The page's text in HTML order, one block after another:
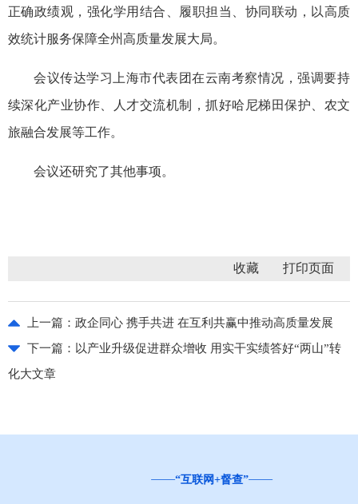
正确政绩观，强化学用结合、履职担当、协同联动，以高质
效统计服务保障全州高质量发展大局。
会议传达学习上海市代表团在云南考察情况，强调要持
续深化产业协作、人才交流机制，抓好哈尼梯田保护、农文
旅融合发展等工作。
会议还研究了其他事项。
收藏
上一篇： 政企同心 携手共进 在互利共赢中推动高质量发展
下一篇： 以产业升级促进群众增收 用实干实绩答好“两山”转
化大文章
“互联网+督查”